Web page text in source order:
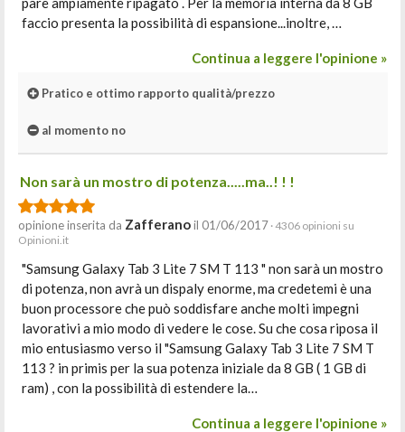
faccio presenta la possibilità di espansione...inoltre, …
Continua a leggere l'opinione »
Pratico e ottimo rapporto qualità/prezzo
al momento no
Non sarà un mostro di potenza.....ma..! ! !
opinione inserita da Zafferanoil 01/06/2017 · 4306 opinioni su
Opinioni.it
"Samsung Galaxy Tab 3 Lite 7 SM T 113 " non sarà un mostro
di potenza, non avrà un dispaly enorme, ma credetemi è una
buon processore che può soddisfare anche molti impegni
lavorativi a mio modo di vedere le cose. Su che cosa riposa il
mio entusiasmo verso il "Samsung Galaxy Tab 3 Lite 7 SM T
113 ? in primis per la sua potenza iniziale da 8 GB ( 1 GB di
ram) , con la possibilità di estendere la…
Continua a leggere l'opinione »